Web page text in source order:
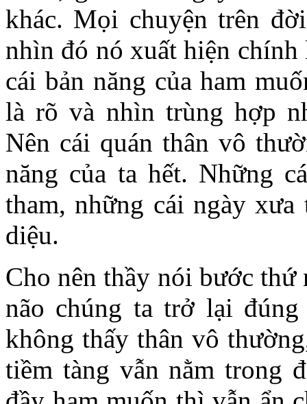
khác. Mọi chuyện trên
nhìn đó nó xuất hiện
cái bản năng của ham
là rõ và nhìn trùng hợp
Nên cái quán thân vô
năng của ta hết. Những
tham, những cái ngày
diệu.
Cho nên thầy nói bước thứ
não chúng ta trở lại
không thấy thân vô
tiềm tàng vẫn nằm trong